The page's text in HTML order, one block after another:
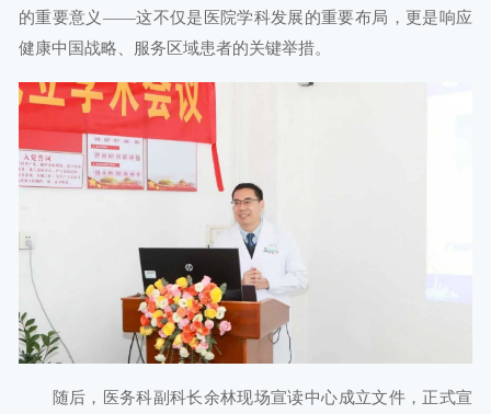
的重要意义——这不仅是医院学科发展的重要布局，更是响应
健康中国战略、服务区域患者的关键举措。
随后，医务科副科长余林现场宣读中心成立文件，正式宣